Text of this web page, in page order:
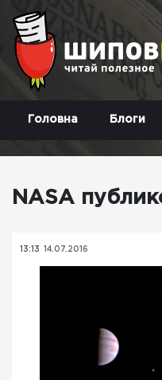
Головна Блоги
NASA
13:13 14.07.2016